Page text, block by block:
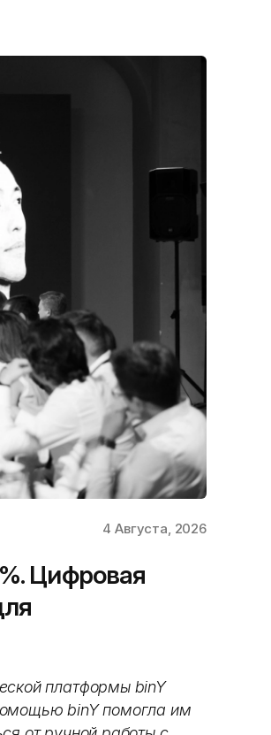
4 Августа, 2026
Цифровая
платформы binY
binY помогла им